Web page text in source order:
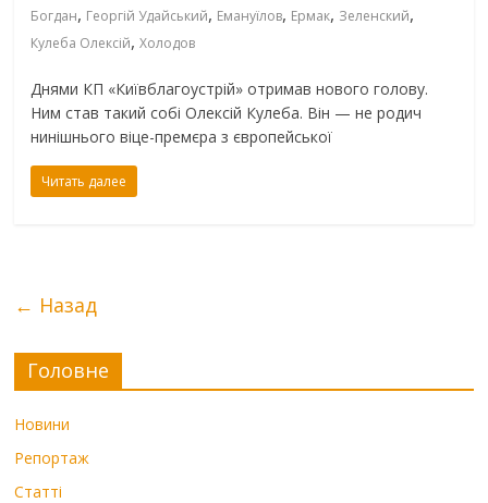
Богдан, Георгій Удайський, Емануїлов, Ермак, Зеленский,
Кулеба Олексій,Холодов
Днями КП «Київблагоустрій» отримав нового голову.
Ним став такий собі Олексій Кулеба. Він — не родич
нинішнього віце-премєра з європейської
Читать далее
← Назад
Головне
Новини
Репортаж
Статті